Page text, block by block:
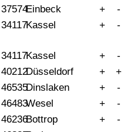
37574Einbeck +
-
34117Kassel + -
34117Kassel +
-
40212Düsseldorf +
+
46535Dinslaken +
-
46483Wesel +
-
46236Bottrop +
-